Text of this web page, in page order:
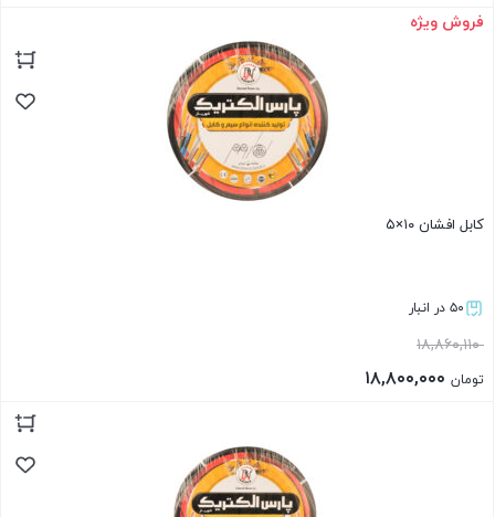
بستن
فروش ویژه
کابل افشان ۱۰×۵
۵۰ در انبار
۱۸,۸۶۰,۱۱۰
تومان